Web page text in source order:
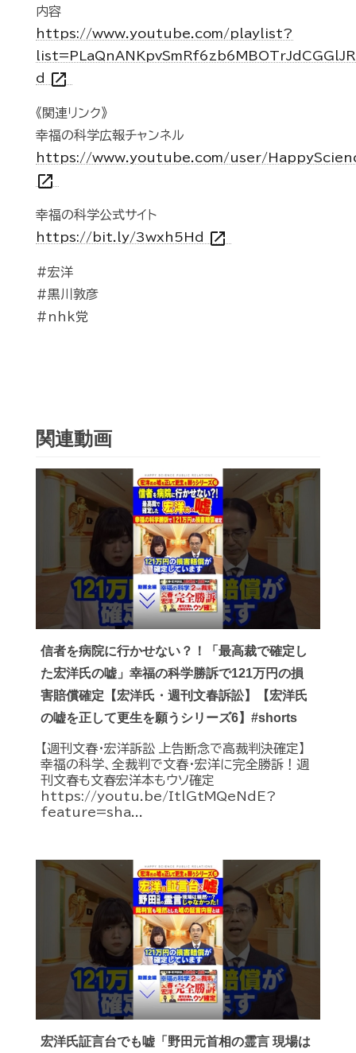
内容
https://www.youtube.com/playlist?
d open_in_new
《関連リンク》
幸福の科学広報チャンネル
https://www.youtube.com/user/
open_in_new
幸福の科学公式サイト
https://bit.ly/3wxh5Hd open_in_new
#宏洋
#黒川敦彦
#nhk党
関連動画
信者を病院に行かせない？！「最高裁で確定し
た宏洋氏の嘘」幸福の科学勝訴で121万円の損
害賠償確定【宏洋氏・週刊文春訴訟】【宏洋氏
の嘘を正して更生を願うシリーズ6】#shorts
【週刊文春・宏洋訴訟 上告断念で高裁判決確定】
幸福の科学、全裁判で文春・宏洋に完全勝訴！週
刊文春も文春宏洋本もウソ確定
https://youtu.be/ItlGtMQeNdE?
feature=sha...
宏洋氏証言台でも嘘「野田元首相の霊言 現場は